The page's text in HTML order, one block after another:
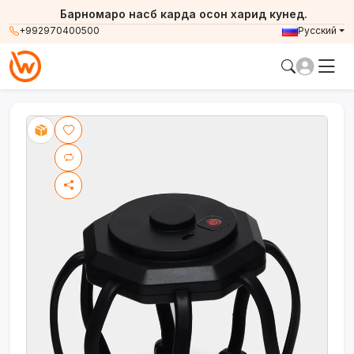
+992970400500
Барномаро насб карда осон харид кунед.
Русский